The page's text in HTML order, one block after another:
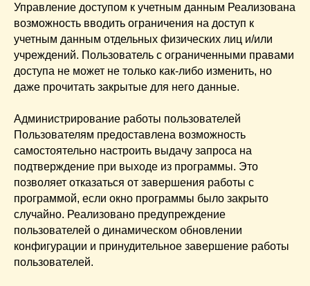
Управление доступом к учетным данным Реализована
возможность вводить ограничения на доступ к
учетным данным отдельных физических лиц и/или
учреждений. Пользователь с ограниченными правами
доступа не может не только как-либо изменить, но
даже прочитать закрытые для него данные.
Администрирование работы пользователей
Пользователям предоставлена возможность
самостоятельно настроить выдачу запроса на
подтверждение при выходе из программы. Это
позволяет отказаться от завершения работы с
программой, если окно программы было закрыто
случайно. Реализовано предупреждение
пользователей о динамическом обновлении
конфигурации и принудительное завершение работы
пользователей.